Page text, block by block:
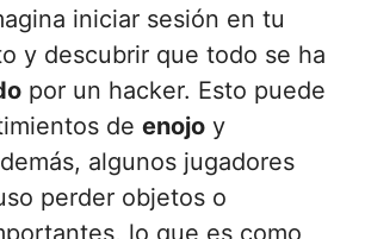
iniciar sesión en tu
y descubrir que todo se ha
por un hacker. Esto puede
de enojo y
algunos jugadores
perder objetos o